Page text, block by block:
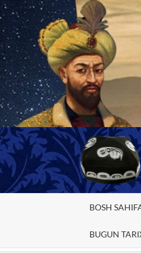
Skip
to
content
BOSH
BUGUN